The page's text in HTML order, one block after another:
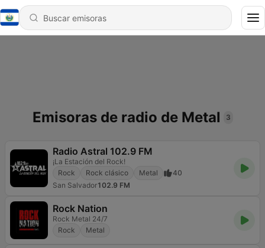
Emisoras de radio de Metal 3
Radio Astral 102.9 FM
¡La Estación del Rock!
Rock
Rock clásico Metal
40
San Salvador102.9 FM
Rock Nation
Rock Metal 24/7
Rock
Metal